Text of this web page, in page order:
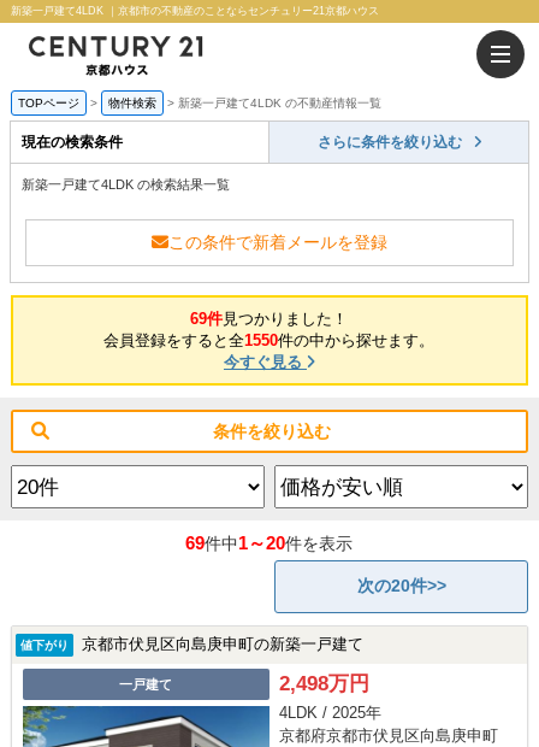
新築一戸建て4LDK ｜京都市の不動産のことならセンチュリー21京都ハウス
TOPページ 物件検索 新築一戸建て4LDK の不動産情報一覧
現在の検索条件 さらに条件を絞り込む
新築一戸建て4LDK の検索結果一覧
この条件で新着メールを登録
69件見つかりました！
会員登録をすると全1550件の中から探せます。
今すぐ見る
条件を絞り込む
69件中1～20件を表示
次の20件>>
値下がり 京都市伏見区向島庚申町の新築一戸建て
一戸建て 2,498万円
4LDK / 2025年
京都府京都市伏見区向島庚申町